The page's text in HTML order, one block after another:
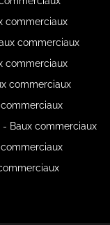
commerciaux
commerciaux
commerciaux
commerciaux
Baux commerciaux